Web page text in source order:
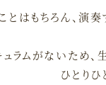
とはもちろん、演
ュラムがないため
ひとりひ